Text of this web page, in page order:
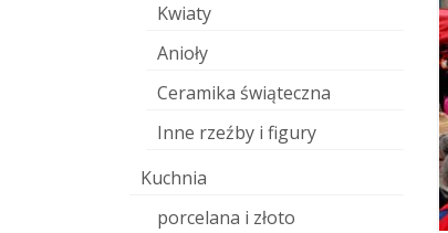
Kwiaty
Anioły
Ceramika świąteczna
Inne rzeźby i figury
Kuchnia
porcelana i złoto